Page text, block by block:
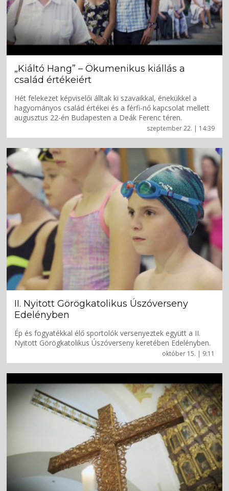
szeptember 22. | 14:39
„Kiáltó Hang” – Ökumenikus kiállás a
család értékeiért
Hét felekezet képviselői álltak ki szavaikkal, énekükkel a
hagyományos család értékei és a férfi-nő kapcsolat mellett
augusztus 22-én Budapesten a Deák Ferenc téren.
október 15. | 9:11
II. Nyitott Görögkatolikus Úszóverseny
Edelényben
Ép és fogyatékkal élő sportolók versenyeztek együtt a II.
Nyitott Görögkatolikus Úszóverseny keretében Edelényben.